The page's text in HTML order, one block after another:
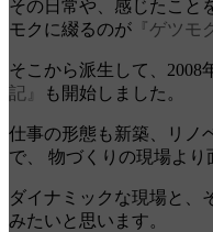
その日常や、感じたこと
モクに綴るのが 『ゲツモ
そこから派生して、2008
記』
も開始しました。
仕事の形態も新築、リノ
で、 物づくりの現場より
ダイナミックな現場と、
みたいと思います。